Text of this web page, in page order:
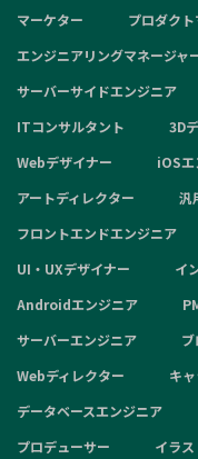
マーケター
プロダク
エンジニアリングマネージャ
サーバーサイドエンジニア
ITコンサルタント
3D
Webデザイナー
iOSエ
アートディレクター
汎
フロントエンドエンジニア
UI・UXデザイナー
イ
Androidエンジニア
サーバーエンジニア
Webディレクター
キ
データベースエンジニア
プロデューサー
イラ